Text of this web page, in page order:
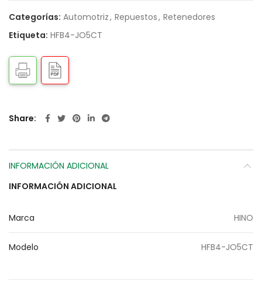
Categorías: Automotriz, Repuestos, Retenedores
Etiqueta: HFB4-JO5CT
Share
INFORMACIÓN ADICIONAL
INFORMACIÓN ADICIONAL
Marca HINO
Modelo HFB4-JO5CT